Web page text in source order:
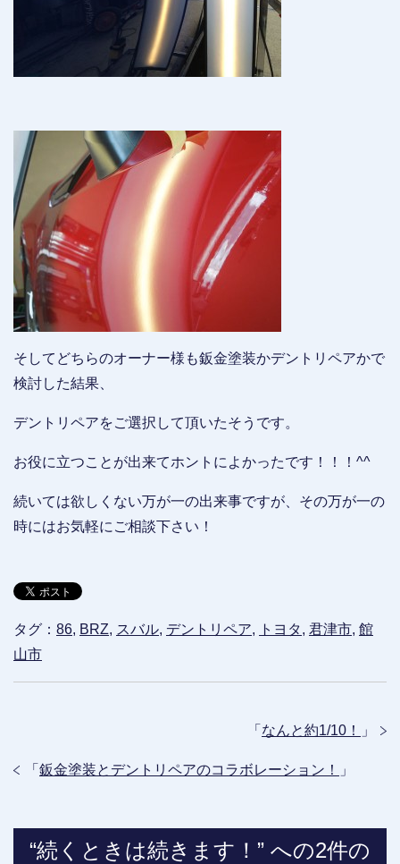
そしてどちらのオーナー様も鈑金塗装かデントリペアかで
検討した結果、
デントリペアをご選択して頂いたそうです。
お役に立つことが出来てホントによかったです！！！^^
続いては欲しくない万が一の出来事ですが、その万が一の
時にはお気軽にご相談下さい！
タグ： 86, BRZ, スバル, デントリペア, トヨタ, 君津市, 館
山市
「 なんと約1/10！ 」
「 鈑金塗装とデントリペアのコラボレーション！ 」
“続くときは続きます！” への2件の